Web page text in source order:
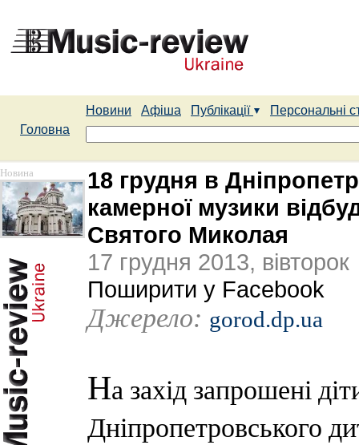
Новини Афіша Публікації
Персональні
Головна
Новина
18 грудня в
камерної музики
Святого Миколая
17 грудня 2013, вівторок
Поширити у Facebook
Джерело: gorod.dp.ua
На захід запрошені
Дніпропетровського